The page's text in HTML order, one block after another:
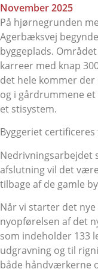
November 2025
På hjørnegrunden
Agerbæksvej
byggeplads.
karreer med knap
det hele kommer
og i gårdrummene
et stisystem.
Byggeriet certificeres
Nedrivningsarbejdet
afslutning vil det
tilbage af de gamle
Når vi starter det
nyopførelsen af det
som indeholder 133
udgravning og til
både håndværkerne